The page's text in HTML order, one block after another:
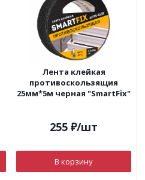
Лента клейкая
противоскользящия
25мм*5м черная "SmartFix"
255 ₽/шт
В корзину